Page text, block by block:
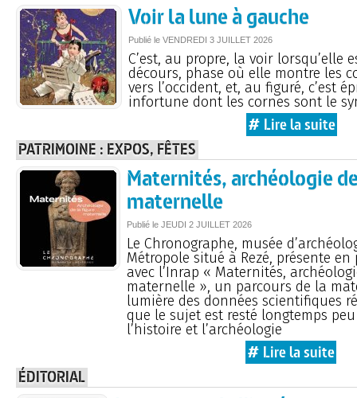
Voir la lune à gauche
Publié le VENDREDI 3 JUILLET 2026
C’est, au propre, la voir lorsqu’elle
décours, phase où elle montre les
vers l’occident, et, au figuré, c’est
infortune dont les cornes sont le
# Lire la suite
PATRIMOINE : EXPOS, FÊTES
Maternités, archéologie
maternelle
Publié le JEUDI 2 JUILLET 2026
Le Chronographe, musée
Métropole situé à Rezé, présente
avec l’Inrap « Maternités,
maternelle », un parcours de la
lumière des données scientifiques
que le sujet est resté longtemps
l’histoire et l’archéologie
# Lire la suite
ÉDITORIAL